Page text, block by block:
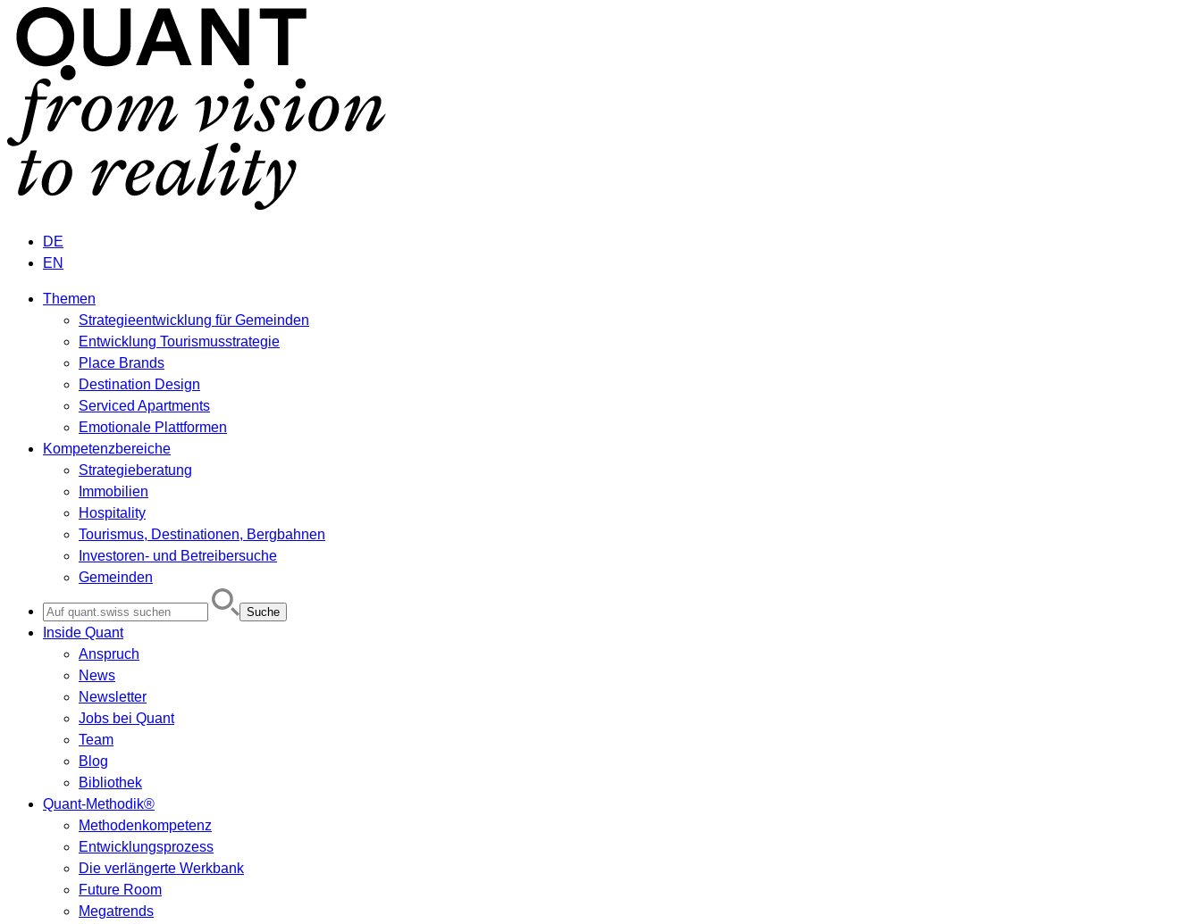
DE
EN
Themen
Strategieentwicklung für Gemeinden
Entwicklung Tourismusstrategie
Place Brands
Destination Design
Serviced Apartments
Emotionale Plattformen
Kompetenzbereiche
Strategieberatung
Immobilien
Hospitality
Tourismus, Destinationen, Bergbahnen
Investoren- und Betreibersuche
Gemeinden
for:
Inside Quant
Anspruch
News
Newsletter
Jobs bei Quant
Team
Blog
Bibliothek
Quant-Methodik®
Methodenkompetenz
Entwicklungsprozess
Die verlängerte Werkbank
Future Room
Megatrends